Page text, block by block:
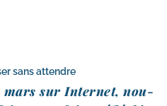
sans attendre
mars sur Internet, nou­